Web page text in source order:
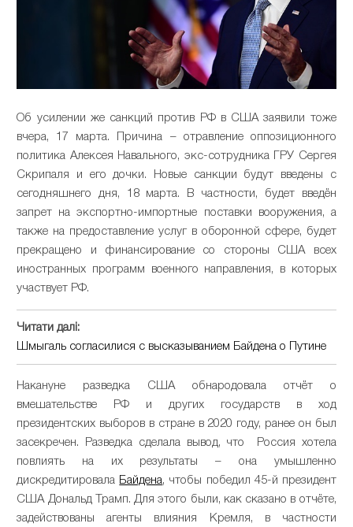
Об усилении же санкций против РФ в США заявили тоже
вчера, 17 марта. Причина – отравление оппозиционного
политика Алексея Навального, экс-сотрудника ГРУ Сергея
Скрипаля и его дочки. Новые санкции будут введены с
сегодняшнего дня, 18 марта. В частности, будет введён
запрет на экспортно-импортные поставки вооружения, а
также на предоставление услуг в оборонной сфере, будет
прекращено и финансирование со стороны США всех
иностранных программ военного направления, в которых
участвует РФ.
Читати далі:
Шмыгаль согласилися с высказыванием Байдена о Путине
Накануне разведка США обнародовала отчёт о
вмешательстве РФ и других государств в ход
президентских выборов в стране в 2020 году, ранее он был
засекречен. Разведка сделала вывод, что Россия хотела
повлиять на их результаты – она умышленно
дискредитировала Байдена, чтобы победил 45-й президент
США Дональд Трамп. Для этого были, как сказано в отчёте,
задействованы агенты влияния Кремля, в частности